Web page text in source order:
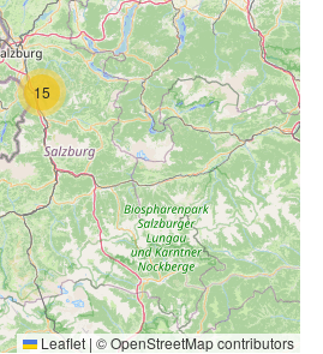
15
Leaflet | ©OpenStreetMapcontributors